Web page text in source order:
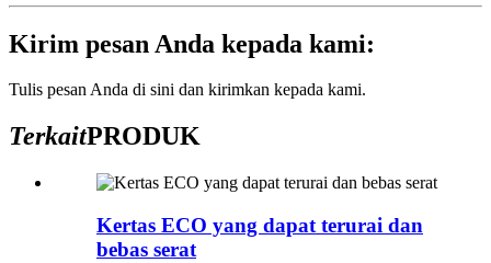
Kirim pesan Anda kepada kami:
Tulis pesan Anda di sini dan kirimkan kepada kami.
TerkaitPRODUK
Kertas ECO yang dapat terurai dan
bebas serat